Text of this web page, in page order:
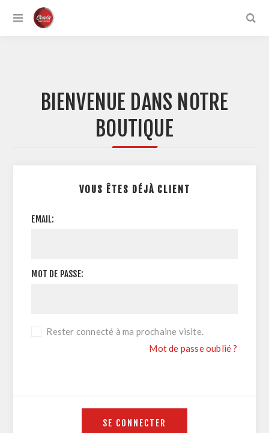
BIENVENUE DANS NOTRE
BOUTIQUE
VOUS ÊTES DÉJÀ CLIENT
EMAIL:
MOT DE PASSE:
Rester connecté à ma prochaine visite.
Mot de passe oublié ?